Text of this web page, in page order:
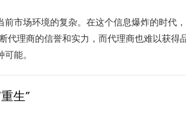
前市场环境的复杂。在这个信息爆炸的时代
代理商的信誉和实力，而代理商也难以获得
能。
生”